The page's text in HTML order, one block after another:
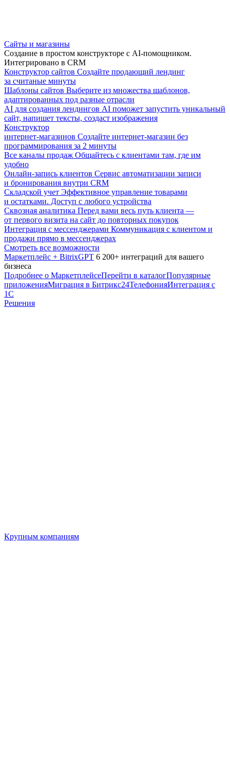
Сайты и магазины
Создание в простом конструкторе с AI-помощником.
Интегрировано в CRM
Конструктор сайтов Создайте продающий лендинг
за считаные минуты
Шаблоны сайтов Выберите из множества шаблонов,
адаптированных под разные отрасли
AI для создания лендингов AI поможет запустить уникальный
сайт, напишет тексты, создаст изображения
Конструктор
интернет-магазинов Создайте интернет-магазин без
программирования за 2 минуты
Все каналы продаж Общайтесь с клиентами там, где им
удобно
Онлайн-запись клиентов Сервис автоматизации записи
и бронирования внутри CRM
Складской учет Эффективное управление товарами
и остатками. Доступ с любого устройства
Сквозная аналитика Перед вами весь путь клиента —
от первого визита на сайт до повторных покупок
Интеграция с мессенджерами Коммуникация с клиентом и
продажи прямо в мессенджерах
Смотреть все возможности
Маркетплейс + BitrixGPT 6 200+ интеграций для вашего
бизнеса
Подробнее о МаркетплейсеПерейти в каталогПопулярные
приложенияМиграция в Битрикс24ТелефонияИнтеграция с
1С
Решения
Крупным компаниям